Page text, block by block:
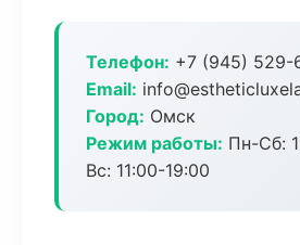
Телефон: +7 (945) 529-
Email:
Город: Омск
Режим работы: Пн-Сб:
Вс: 11:00-19:00